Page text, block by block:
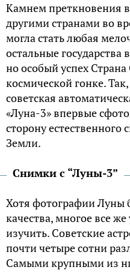
Камнем преткновения
другими странами во
могла стать любая
остальные
но особый успех
космической гонке.
советская
«Луна-3» впервые
сторону
Земли.
Снимки с “Луны-3”
Хотя фотографии Луны
качества, многое все
изучить. Советские
почти четыре сотни
Самыми крупными из